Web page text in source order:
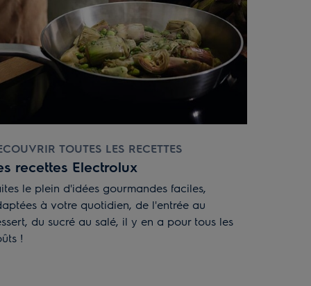
TOUTES LES RECETTES
recettes Electrolux
le plein d'idées gourmandes faciles,
à votre quotidien, de l'entrée au
du sucré au salé, il y en a pour tous les
!